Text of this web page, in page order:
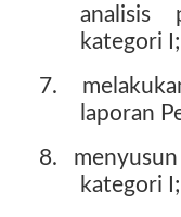
analisis
kategori I;
7.
laporan
8.
kategori I;